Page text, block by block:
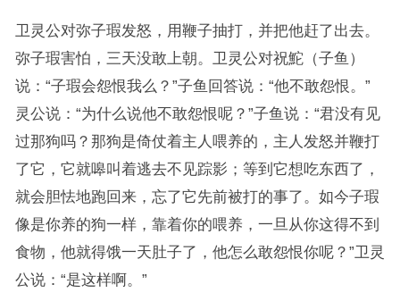
卫灵公对弥子瑕发怒，用鞭子抽打，并把他赶了出去。
弥子瑕害怕，三天没敢上朝。卫灵公对祝鮀（子鱼）
说：“子瑕会怨恨我么？”子鱼回答说：“他不敢怨恨。”
灵公说：“为什么说他不敢怨恨呢？”子鱼说：“君没有见
过那狗吗？那狗是倚仗着主人喂养的，主人发怒并鞭打
了它，它就嗥叫着逃去不见踪影；等到它想吃东西了，
就会胆怯地跑回来，忘了它先前被打的事了。如今子瑕
像是你养的狗一样，靠着你的喂养，一旦从你这得不到
食物，他就得饿一天肚子了，他怎么敢怨恨你呢？”卫灵
公说：“是这样啊。”